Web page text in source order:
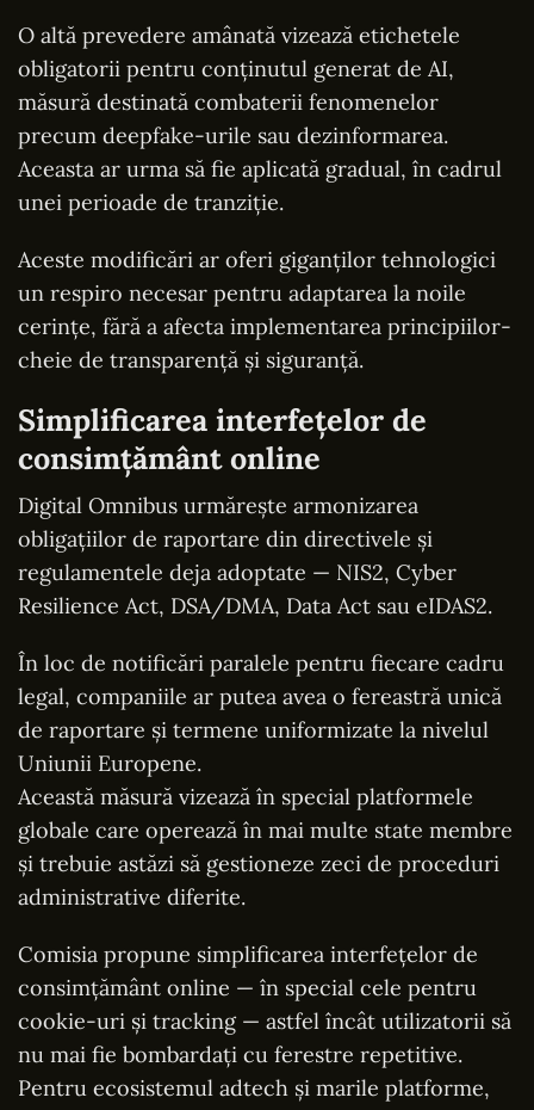
O altă prevedere amânată vizează etichetele
obligatorii pentru conţinutul generat de AI,
măsură destinată combaterii fenomenelor
precum deepfake-urile sau dezinformarea.
Aceasta ar urma să fie aplicată gradual, în cadrul
unei perioade de tranziţie.
Aceste modificări ar oferi giganților tehnologici
un respiro necesar pentru adaptarea la noile
cerințe, fără a afecta implementarea principiilor-
cheie de transparență și siguranță.
Simplificarea interfețelor de
consimțământ online
Digital Omnibus urmărește armonizarea
obligațiilor de raportare din directivele și
regulamentele deja adoptate — NIS2, Cyber
Resilience Act, DSA/DMA, Data Act sau eIDAS2.
În loc de notificări paralele pentru fiecare cadru
legal, companiile ar putea avea o fereastră unică
de raportare și termene uniformizate la nivelul
Uniunii Europene.
Această măsură vizează în special platformele
globale care operează în mai multe state membre
și trebuie astăzi să gestioneze zeci de proceduri
administrative diferite.
Comisia propune simplificarea interfețelor de
consimțământ online — în special cele pentru
cookie-uri și tracking — astfel încât utilizatorii să
nu mai fie bombardați cu ferestre repetitive.
Pentru ecosistemul adtech și marile platforme,